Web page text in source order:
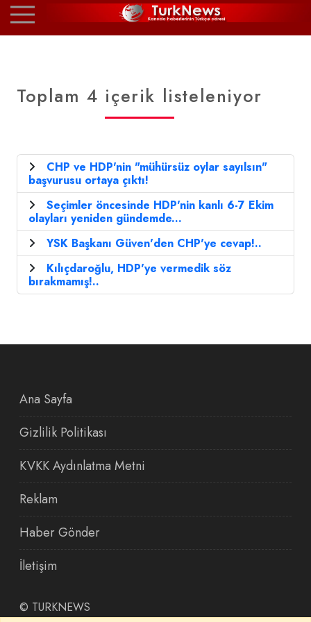
Toplam 4 içerik listeleniyor
CHP ve HDP'nin "mühürsüz oylar sayılsın"
başvurusu ortaya çıktı!
Seçimler öncesinde HDP'nin kanlı 6-7 Ekim
olayları yeniden gündemde...
YSK Başkanı Güven'den CHP'ye cevap!..
Kılıçdaroğlu, HDP'ye vermedik söz
bırakmamış!..
Ana Sayfa
Gizlilik Politikası
KVKK Aydınlatma Metni
Reklam
Haber Gönder
İletişim
© TURKNEWS